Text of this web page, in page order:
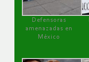
Defensoras
amenazadas en
México